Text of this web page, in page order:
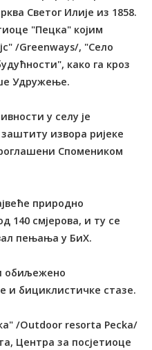
Светог Илије из 1858.
"Пецка" којим
/Greenways/, "Село
како га кроз
Удружење.
у селу је
извора ријеке
Спомеником
природно
140 смјерова, и ту се
пењања у БиХ.
обиљежено
и бициклистичке стазе.
/Outdoor resorta Pecka/
Центра за посјетиоце